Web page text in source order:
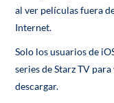
al ver películas fuera
Internet.
Solo los usuarios de
series de Starz TV
descargar.